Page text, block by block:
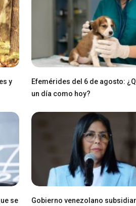
y
Efemérides del 6 de agosto:
un día como hoy?
se Gobierno venezolano